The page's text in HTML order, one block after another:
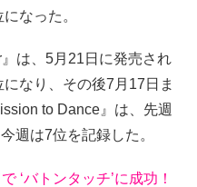
なった。
は、5月21日に発売され
なり、その後7月17日ま
to Dance』は、先週
週は7位を記録した。
‘バトンタッチ’に成功！